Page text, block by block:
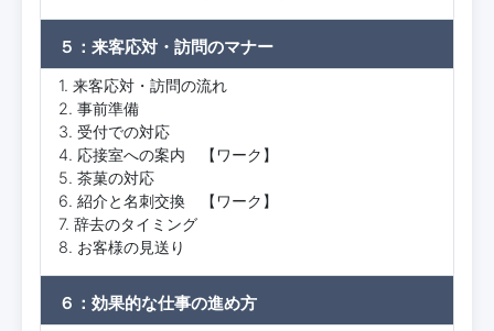
５：来客応対・訪問のマナー
1. 来客応対・訪問の流れ
2. 事前準備
3. 受付での対応
4. 応接室への案内 【ワーク】
5. 茶菓の対応
6. 紹介と名刺交換 【ワーク】
7. 辞去のタイミング
8. お客様の見送り
６：効果的な仕事の進め方